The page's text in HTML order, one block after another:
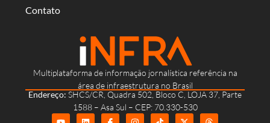
Multiplataforma de informação jornalística referência na
área de infraestrutura no Brasil
Endereço: SHCS/CR, Quadra 502, Bloco C, LOJA 37, Parte
1588 – Asa Sul – CEP: 70.330-530
Contato